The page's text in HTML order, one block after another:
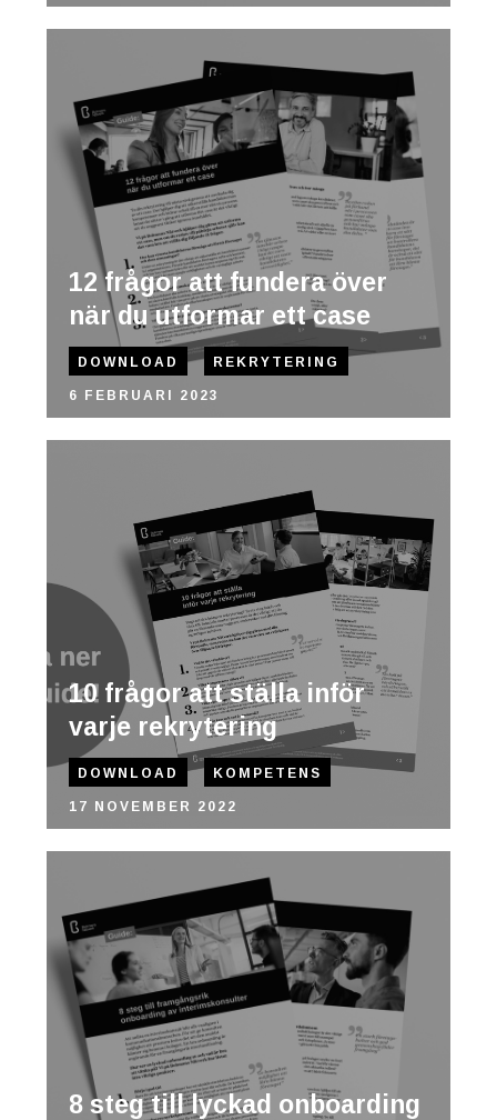
12 frågor att fundera över
när du utformar ett case
DOWNLOAD REKRYTERING
6 FEBRUARI 2023
10 frågor att ställa inför
varje rekrytering
DOWNLOAD KOMPETENS
17 NOVEMBER 2022
8 steg till lyckad onboarding